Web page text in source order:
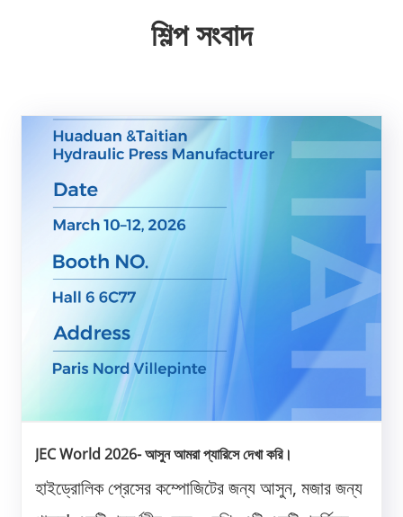
শিল্প সংবাদ
JEC World 2026- আসুন আমরা প্যারিসে দেখা করি।
হাইড্রোলিক প্রেসের কম্পোজিটের জন্য আসুন, মজার জন্য